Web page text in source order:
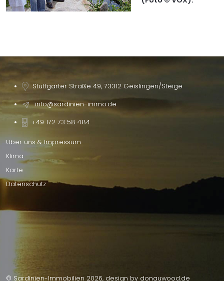
Stuttgarter Straße 49, 73312 Geislingen/Steige
info@sardinien-immo.de
+49 172 73 58 484
Über uns & Impressum
Klima
Karte
Datenschutz
© Sardinien-Immobilien 2026, design by donauwood.de